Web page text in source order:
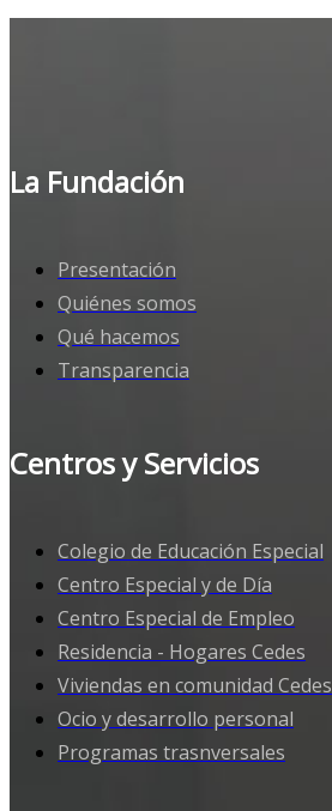
La Fundación
Presentación
Quiénes somos
Qué hacemos
Transparencia
Centros y Servicios
Colegio de Educación Especial
Centro Especial y de Día
Centro Especial de Empleo
Residencia - Hogares Cedes
Viviendas en comunidad Cedes
Ocio y desarrollo personal
Programas trasnversales